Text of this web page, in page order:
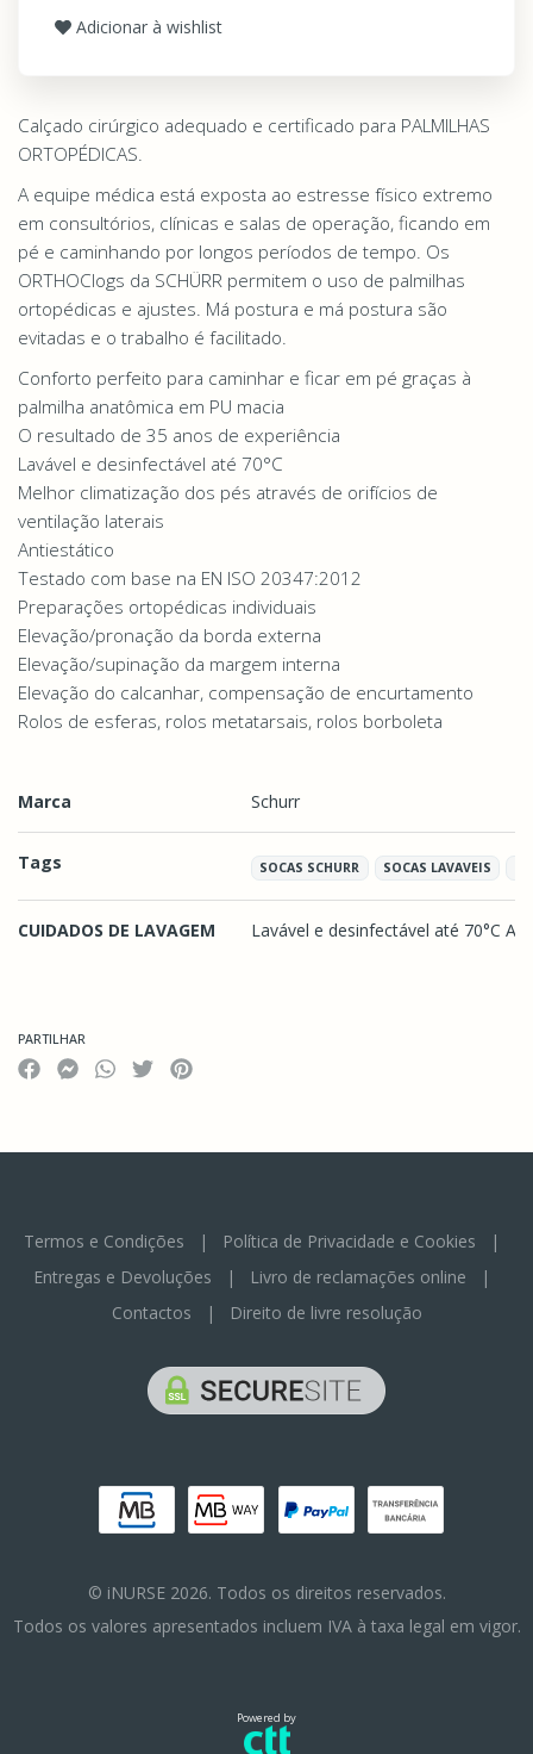
Adicionar à wishlist
Calçado cirúrgico adequado e certificado para PALMILHAS
ORTOPÉDICAS.
A equipe médica está exposta ao estresse físico extremo
em consultórios, clínicas e salas de operação, ficando em
pé e caminhando por longos períodos de tempo. Os
ORTHOClogs da SCHÜRR permitem o uso de palmilhas
ortopédicas e ajustes. Má postura e má postura são
evitadas e o trabalho é facilitado.
Conforto perfeito para caminhar e ficar em pé graças à
palmilha anatômica em PU macia
O resultado de 35 anos de experiência
Lavável e desinfectável até 70°C
Melhor climatização dos pés através de orifícios de
ventilação laterais
Antiestático
Testado com base na EN ISO 20347:2012
Preparações ortopédicas individuais
Elevação/pronação da borda externa
Elevação/supinação da margem interna
Elevação do calcanhar, compensação de encurtamento
Rolos de esferas, rolos metatarsais, rolos borboleta
Marca Schurr
Tags SOCAS SCHURR SOCAS LAVAVEIS
CUIDADOS DE LAVAGEM
Lavável e desinfectável até 70°C
PARTILHAR
Termos e Condições | Política de Privacidade e Cookies |
Entregas e Devoluções | Livro de reclamações online |
Contactos | Direito de livre resolução
© iNURSE 2026. Todos os direitos reservados.
Todos os valores apresentados incluem IVA à taxa legal em vigor.
Powered by